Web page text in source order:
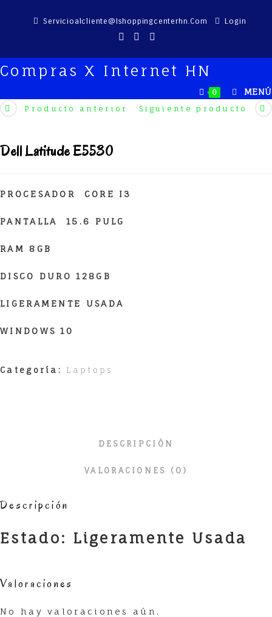
Servicioalcliente@ishoppingcenterhn.com Login
Compras X Internet HN
0 MENÚ
Producto anterior Siguiente producto
Dell Latitude E5530
PROCESADOR CORE I3
PANTALLA 15.6 PULG
RAM 8GB
DISCO DURO 128GB
LIGERAMENTE USADA
WINDOWS 10
Categoría: Laptops
DESCRIPCIÓN
VALORACIONES (0)
Descripción
Estado: Ligeramente Usada
Valoraciones
No hay valoraciones aún.